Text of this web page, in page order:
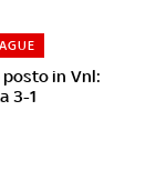
in Vnl:
3-1